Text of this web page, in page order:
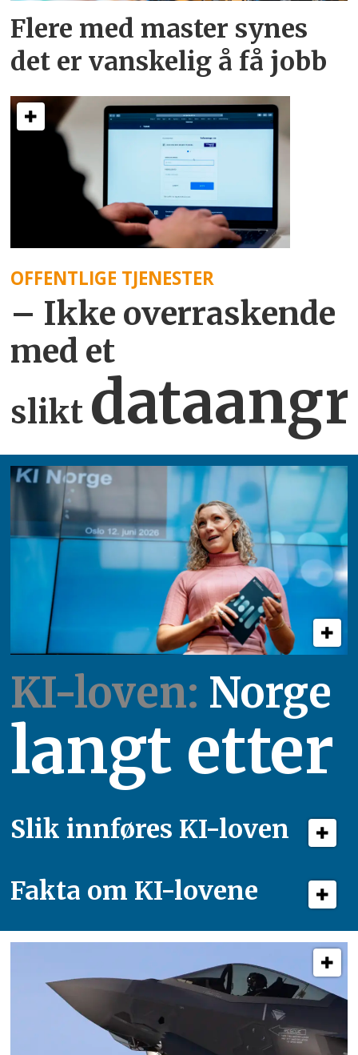
Flere med master synes
det er vanskelig å få jobb
OFFENTLIGE TJENESTER
– Ikke overraskende
med et
slikt
KI-loven: Norge
langt etter
Slik innføres KI-loven
Fakta om KI-lovene